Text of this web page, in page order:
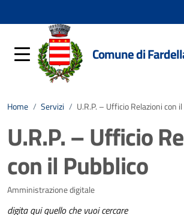
Comune di
Home / Servizi / U.R.P. – Ufficio Relazioni con
U.R.P. – Ufficio
con il Pubblico
Amministrazione digitale
digita qui quello che vuoi cercare